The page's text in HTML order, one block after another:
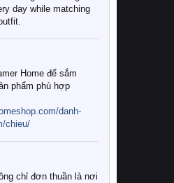
day while matching
Home để sắm
phẩm phù hợp
danh-
chieu/
chỉ đơn thuần là nơi